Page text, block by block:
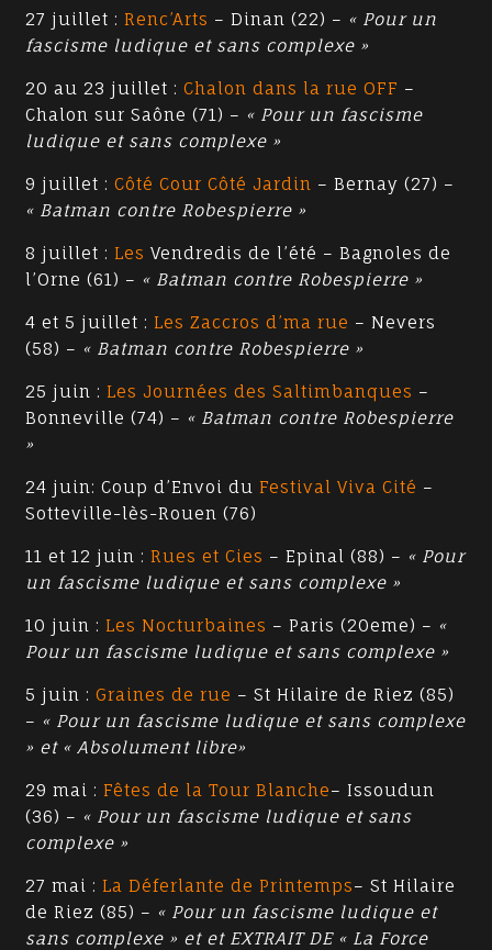
27 juillet : Renc’Arts – Dinan (22) – « Pour un
fascisme ludique et sans complexe »
20 au 23 juillet :Chalon dans la rue OFF –
Chalon sur Saône (71) – « Pour un fascisme
ludique et sans complexe »
9 juillet :Côté Cour Côté Jardin – Bernay (27) –
« Batman contre Robespierre »
8 juillet : Les Vendredis de l’été – Bagnoles de
l’Orne (61) – « Batman contre Robespierre »
4 et 5 juillet : Les Zaccros d’ma rue – Nevers
(58) – « Batman contre Robespierre »
25 juin : Les Journées des Saltimbanques –
Bonneville (74) – « Batman contre Robespierre
»
24 juin: Coup d’Envoi du Festival Viva Cité –
Sotteville-lès-Rouen (76)
11 et 12 juin : Rues et Cies – Epinal (88) – « Pour
un fascisme ludique et sans complexe »
10 juin : Les Nocturbaines – Paris (20eme) – «
Pour un fascisme ludique et sans complexe »
5 juin :Graines de rue – St Hilaire de Riez (85)
– « Pour un fascisme ludique et sans complexe
» et « Absolument libre»
29 mai : Fêtes de la Tour Blanche– Issoudun
(36) – « Pour un fascisme ludique et sans
complexe »
27 mai : La Déferlante de Printemps– St Hilaire
de Riez (85) – « Pour un fascisme ludique et
sans complexe » et et EXTRAIT DE « La Force